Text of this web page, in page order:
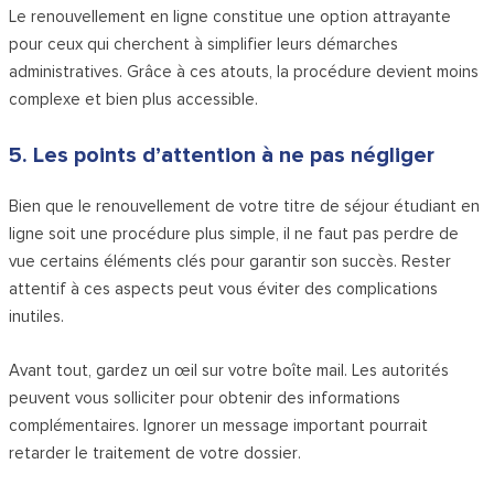
Le renouvellement en ligne constitue une option attrayante
pour ceux qui cherchent à simplifier leurs démarches
administratives. Grâce à ces atouts, la procédure devient moins
complexe et bien plus accessible.
5. Les points d’attention à ne pas négliger
Bien que le renouvellement de votre titre de séjour étudiant en
ligne soit une procédure plus simple, il ne faut pas perdre de
vue certains éléments clés pour garantir son succès. Rester
attentif à ces aspects peut vous éviter des complications
inutiles.
Avant tout, gardez un œil sur votre boîte mail. Les autorités
peuvent vous solliciter pour obtenir des informations
complémentaires. Ignorer un message important pourrait
retarder le traitement de votre dossier.